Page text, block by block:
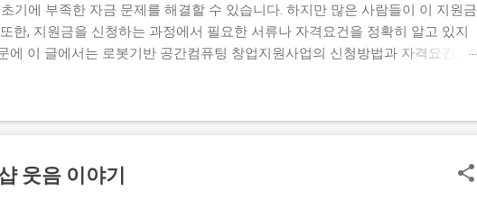
기에 부족한 자금 문제를 해결할 수 있습니다. 하지만 많은 사람들이 이 지원금
한, 지원금을 신청하는 과정에서 필요한 서류나 자격요건을 정확히 알고 있지
에 이 글에서는 로봇기반 공간컴퓨팅 창업지원사업의 신청방법과 자격요건, 지
에 이 글에서는 실제로 지원금을 받은 사람들의 후기와 합격한 사람들의 공통
하는 내용은 로봇기반 공간컴퓨팅 창업지원사업의 신청방법과 자격요건, 지원
있을 것입니다. 지금 신청하러 가기 📋 목차 이 사업, 정말 받을 수 있을까? 신
웃음 이야기